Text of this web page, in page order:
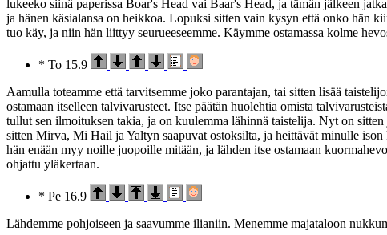
lukeeko siinä paperissa Boar's Head vai Baar's Head, ja tämän jälkeen
ja hänen käsialansa on heikkoa. Lopuksi sitten vain kysyn että onko hän
tuo käy, ja niin hän liittyy seurueeseemme. Käymme ostamassa kolme
* To 15.9
Aamulla toteamme että tarvitsemme joko parantajan, tai sitten lisää
ostamaan itselleen talvivarusteet. Itse päätän huolehtia omista
tullut sen ilmoituksen takia, ja on kuulemma lähinnä taistelija. Nyt on
sitten Mirva, Mi Hail ja Yaltyn saapuvat ostoksilta, ja heittävät minulle ison
hän enään myy noille juopoille mitään, ja lähden itse ostamaan
ohjattu yläkertaan.
* Pe 16.9
Lähdemme pohjoiseen ja saavumme ilianiin. Menemme majataloon